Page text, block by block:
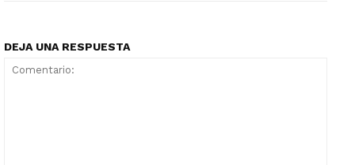
DEJA UNA RESPUESTA